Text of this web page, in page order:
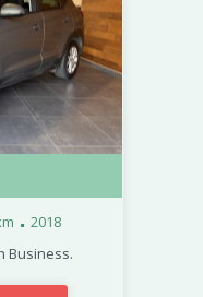
. 2018
Business.